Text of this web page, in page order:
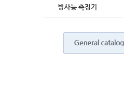
방사능 측정기